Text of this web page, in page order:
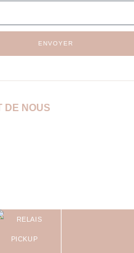
ENVOYER
DE NOUS